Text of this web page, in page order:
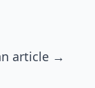
article →